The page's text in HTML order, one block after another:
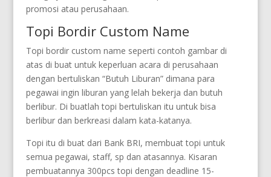
promosi atau perusahaan.
Topi Bordir Custom Name
Topi bordir custom name seperti contoh gambar di
atas di buat untuk keperluan acara di perusahaan
dengan bertuliskan “Butuh Liburan” dimana para
pegawai ingin liburan yang lelah bekerja dan butuh
berlibur. Di buatlah topi bertuliskan itu untuk bisa
berlibur dan berkreasi dalam kata-katanya.
Topi itu di buat dari Bank BRI, membuat topi untuk
semua pegawai, staff, sp dan atasannya. Kisaran
pembuatannya 300pcs topi dengan deadline 15-